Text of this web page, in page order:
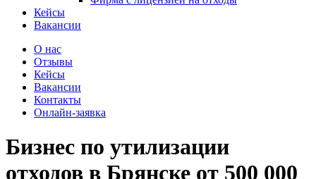
Кейсы
Вакансии
О нас
Отзывы
Кейсы
Вакансии
Контакты
Онлайн-заявка
Бизнес по утилизации
отходов в Брянске от 500 000